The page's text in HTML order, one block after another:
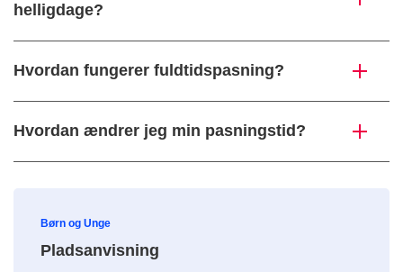
helligdage?
Hvordan fungerer fuldtidspasning?
Hvordan ændrer jeg min pasningstid?
Børn og Unge
Pladsanvisning